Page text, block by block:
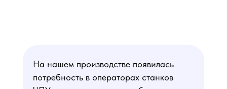
На нашем производстве появилась
потребность в операторах станков